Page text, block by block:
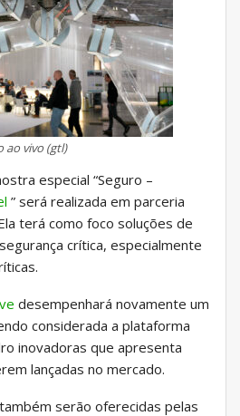
ao vivo (gtl)
especial “Seguro –
” será realizada em parceria
terá como foco soluções de
crítica, especialmente
desempenhará novamente um
considerada a plataforma
inovadoras que apresenta
lançadas no mercado.
serão oferecidas pelas